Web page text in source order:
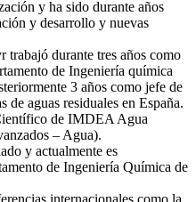
y ha sido durante años
y desarrollo y nuevas
trabajó durante tres años como
de Ingeniería química
3 años como jefe de
de aguas residuales en España.
de IMDEA Agua
– Agua).
y actualmente es
de Ingeniería Química de
internacionales como la